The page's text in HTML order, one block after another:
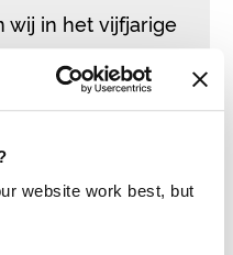
website work best, but
wij in het vijfjarige
‘Schoon water: een
door Amref
mensen te
en arme buurten in